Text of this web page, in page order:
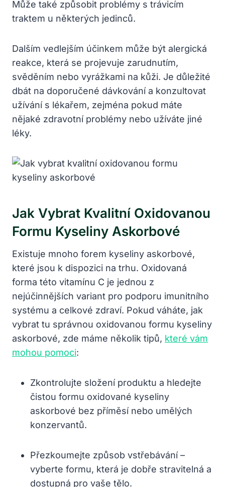
Může také způsobit problémy s trávicím
traktem u některých jedinců.
Dalším vedlejším účinkem může být alergická
reakce, která se projevuje zarudnutím,
svěděním nebo vyrážkami na kůži. Je důležité
dbát na doporučené dávkování a konzultovat
užívání s lékařem, zejména pokud máte
nějaké zdravotní problémy nebo užíváte jiné
léky.
Jak Vybrat Kvalitní Oxidovanou
Formu Kyseliny Askorbové
Existuje mnoho forem kyseliny askorbové,
které jsou k dispozici na trhu. Oxidovaná
forma této vitamínu C je jednou z
nejúčinnějších variant pro podporu imunitního
systému a celkové zdraví. Pokud váháte, jak
vybrat tu správnou oxidovanou formu kyseliny
askorbové, zde máme několik tipů, které vám
mohou pomoci:
Zkontrolujte složení produktu a hledejte
čistou formu oxidované kyseliny
askorbové bez příměsí nebo umělých
konzervantů.
Přezkoumejte způsob vstřebávání –
vyberte formu, která je dobře stravitelná a
dostupná pro vaše tělo.